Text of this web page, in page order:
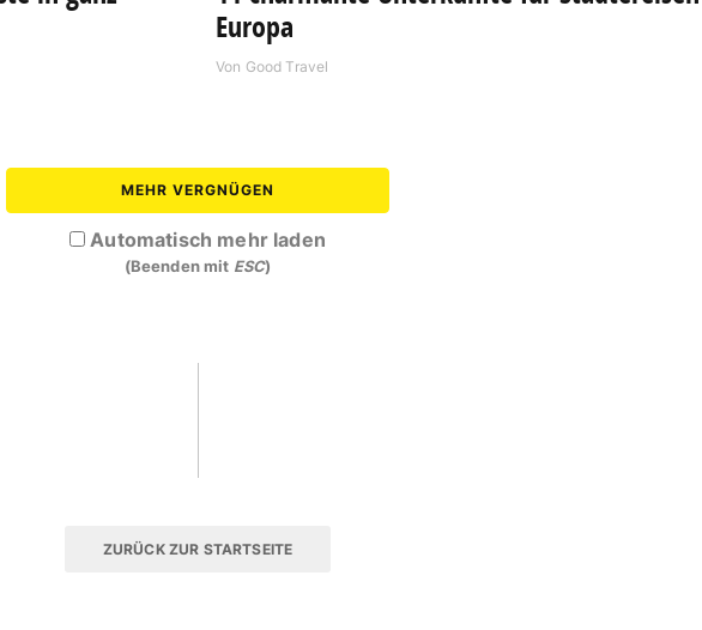
Europa
Von Good Travel
MEHR VERGNÜGEN
Automatisch mehr laden
(Beenden mit ESC)
ZURÜCK ZUR STARTSEITE